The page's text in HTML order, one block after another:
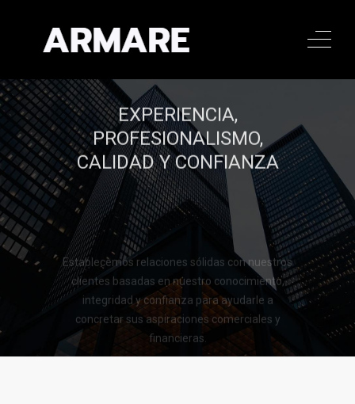
Llamar al 322 779 9188
CONTACTAR
EXPERIENCIA,
PROFESIONALISMO,
CALIDAD Y CONFIANZA
Establecemos relaciones sólidas con nuestros
clientes basadas en nuestro conocimiento,
integridad y confianza para ayudarle a
concretar sus aspiraciones comerciales y
financieras.
Llamar al 322 779 9188
CONTACTAR